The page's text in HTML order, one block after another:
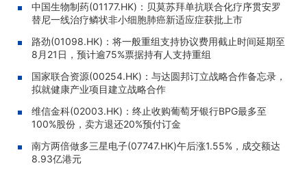
中国生物制药(01177.HK)：贝莫苏拜单抗联合化疗序贯安罗
替尼一线治疗鳞状非小细胞肺癌新适应症获批上市
路劲(01098.HK)：将一般重组支持协议费用截止时间延期至
8月21日，预计逾75%票据持有人支持重组
国家联合资源(00254.HK)：与达圆邦订立战略合作备忘录，
拟就健康产业项目建立战略合作
维信金科(02003.HK)：终止收购葡萄牙银行BPG最多至
100%股份，卖方退还20%预付订金
南方两倍做多三星电子(07747.HK)午后涨1.55%，成交额达
8.93亿港元